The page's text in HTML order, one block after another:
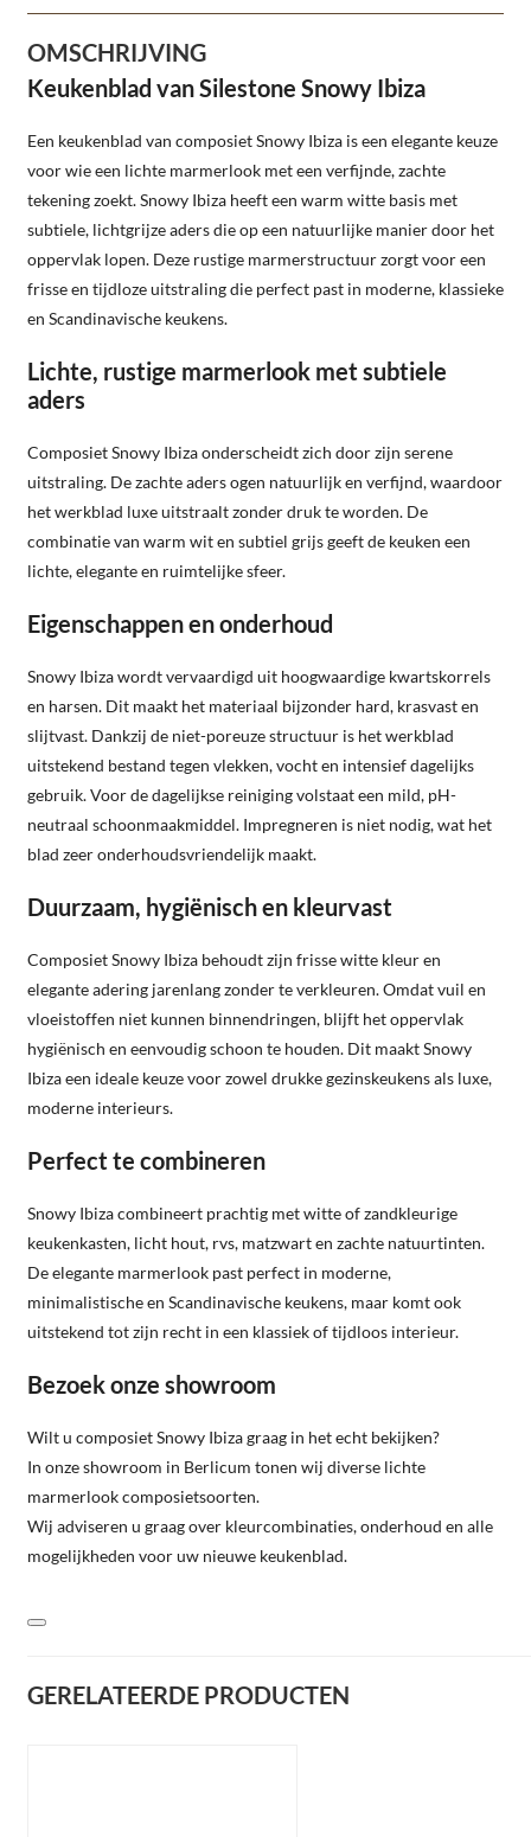
OMSCHRIJVING
Keukenblad van Silestone Snowy Ibiza
Een keukenblad van composiet Snowy Ibiza is een elegante keuze
voor wie een lichte marmerlook met een verfijnde, zachte
tekening zoekt. Snowy Ibiza heeft een warm witte basis met
subtiele, lichtgrijze aders die op een natuurlijke manier door het
oppervlak lopen. Deze rustige marmerstructuur zorgt voor een
frisse en tijdloze uitstraling die perfect past in moderne, klassieke
en Scandinavische keukens.
Lichte, rustige marmerlook met subtiele
aders
Composiet Snowy Ibiza onderscheidt zich door zijn serene
uitstraling. De zachte aders ogen natuurlijk en verfijnd, waardoor
het werkblad luxe uitstraalt zonder druk te worden. De
combinatie van warm wit en subtiel grijs geeft de keuken een
lichte, elegante en ruimtelijke sfeer.
Eigenschappen en onderhoud
Snowy Ibiza wordt vervaardigd uit hoogwaardige kwartskorrels
en harsen. Dit maakt het materiaal bijzonder hard, krasvast en
slijtvast. Dankzij de niet-poreuze structuur is het werkblad
uitstekend bestand tegen vlekken, vocht en intensief dagelijks
gebruik. Voor de dagelijkse reiniging volstaat een mild, pH-
neutraal schoonmaakmiddel. Impregneren is niet nodig, wat het
blad zeer onderhoudsvriendelijk maakt.
Duurzaam, hygiënisch en kleurvast
Composiet Snowy Ibiza behoudt zijn frisse witte kleur en
elegante adering jarenlang zonder te verkleuren. Omdat vuil en
vloeistoffen niet kunnen binnendringen, blijft het oppervlak
hygiënisch en eenvoudig schoon te houden. Dit maakt Snowy
Ibiza een ideale keuze voor zowel drukke gezinskeukens als luxe,
moderne interieurs.
Perfect te combineren
Snowy Ibiza combineert prachtig met witte of zandkleurige
keukenkasten, licht hout, rvs, matzwart en zachte natuurtinten.
De elegante marmerlook past perfect in moderne,
minimalistische en Scandinavische keukens, maar komt ook
uitstekend tot zijn recht in een klassiek of tijdloos interieur.
Bezoek onze showroom
Wilt u composiet Snowy Ibiza graag in het echt bekijken?
In onze showroom in Berlicum tonen wij diverse lichte
marmerlook composietsoorten.
Wij adviseren u graag over kleurcombinaties, onderhoud en alle
mogelijkheden voor uw nieuwe keukenblad.
GERELATEERDE PRODUCTEN